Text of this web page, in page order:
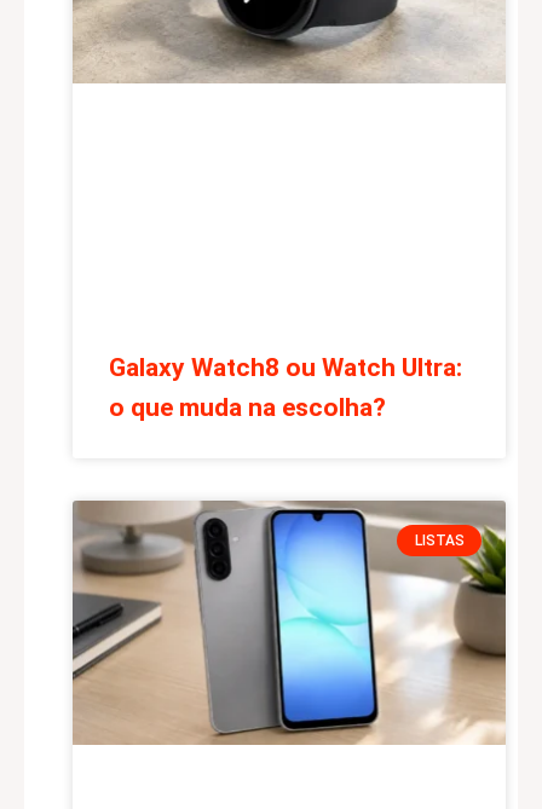
Galaxy Watch8 ou Watch Ultra:
o que muda na escolha?
LISTAS